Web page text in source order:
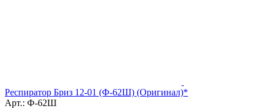
Респиратор Бриз 12-01 (Ф-62Ш) (Оригинал)*
Арт.: Ф-62Ш